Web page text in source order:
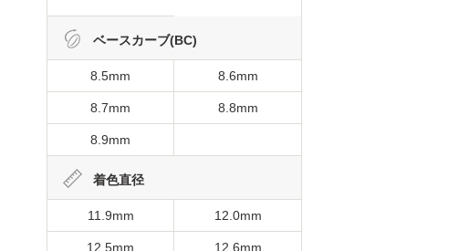
ベースカーブ(BC)
8.5mm 8.6mm
8.7mm 8.8mm
8.9mm
着色直径
11.9mm 12.0mm
12.5mm 12.6mm